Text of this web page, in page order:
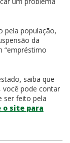
pela população,
da
“empréstimo
saiba que
você pode contar
ser feito pela
o site para